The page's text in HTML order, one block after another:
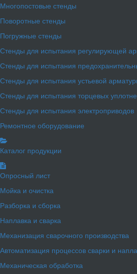
Многопостовые стенды
Поворотные стенды
Погружные стенды
Стенды для испытания регулирующей
Стенды для испытания
Стенды для испытания устьевой
Стенды для испытания торцевых
Стенды для испытания электроприводов
Ремонтное оборудование
Каталог продукции
Опросный лист
Мойка и очистка
Разборка и сборка
Наплавка и сварка
Механизация сварочного производства
Автоматизация процессов сварки и
Механическая обработка